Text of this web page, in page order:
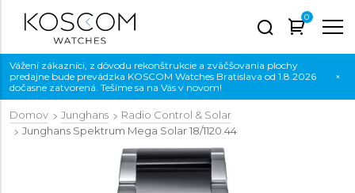
0
Vážení zákazníci, z dôvodu rekonštrukcie a zväčšovania plochy
predajne bude prevádzka KOSCOM Watches Bratislava od 1.8.2026
dočasne zatvorená. Tešíme sa na Vás v novom!
×
Domov Junghans
Radio Control & Solar
Junghans Spektrum Mega Solar18/1120.44